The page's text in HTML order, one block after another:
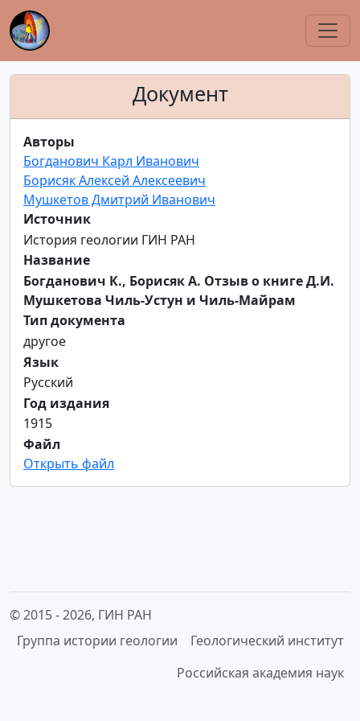
Документ
Авторы
Богданович Карл Иванович
Борисяк Алексей Алексеевич
Мушкетов Дмитрий Иванович
Источник
История геологии ГИН РАН
Название
Богданович К., Борисяк А. Отзыв о книге Д.И.
Мушкетова Чиль-Устун и Чиль-Майрам
Тип документа
другое
Язык
Русский
Год издания
1915
Файл
Открыть файл
© 2015 -2026, ГИН РАН
Группа истории геологии
Геологический институт
Российская академия наук